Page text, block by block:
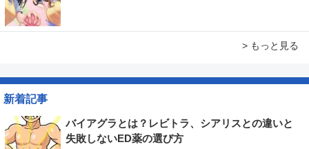
> もっと見る
新着記事
バイアグラとは？レビトラ、シアリスとの違いと
失敗しないED薬の選び方